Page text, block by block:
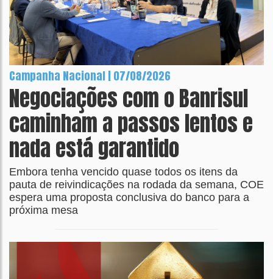
Campanha Nacional | 07/08/2026
Negociações com o Banrisul
caminham a passos lentos e
nada está garantido
Embora tenha vencido quase todos os itens da
pauta de reivindicações na rodada da semana, COE
espera uma proposta conclusiva do banco para a
próxima mesa